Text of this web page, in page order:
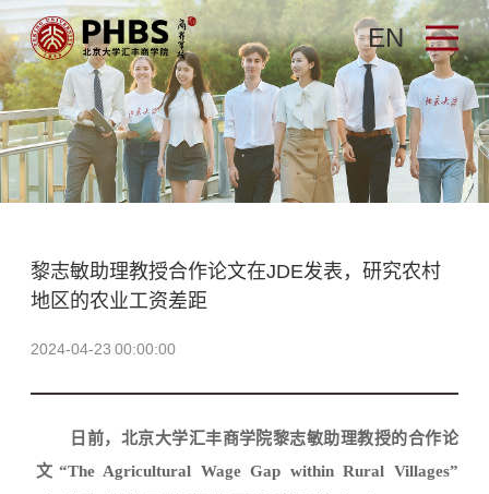
EN
黎志敏助理教授合作论文在JDE发表，研究农村
地区的农业工资差距
2024-04-23 00:00:00
日前，北京大学汇丰商学院黎志敏助理教授的合作论
文 “The Agricultural Wage Gap within Rural Villages”